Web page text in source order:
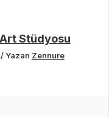
Art Stüdyosu
/ Yazan Zennure